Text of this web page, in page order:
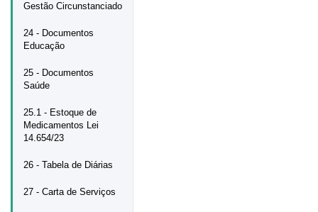
Gestão Circunstanciado
24 - Documentos
Educação
25 - Documentos
Saúde
25.1 - Estoque de
Medicamentos Lei
14.654/23
26 - Tabela de Diárias
27 - Carta de Serviços